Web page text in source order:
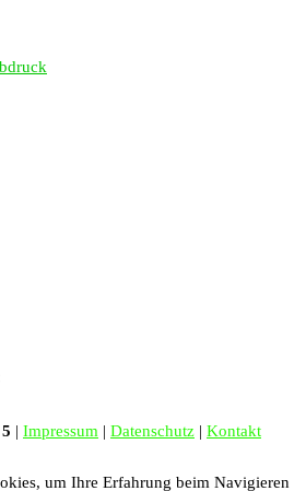
| Impressum | Datenschutz | Kontakt
um Ihre Erfahrung beim Navigieren